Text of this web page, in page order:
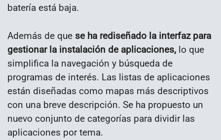
batería está baja.
Además de que se ha rediseñado la interfaz para
gestionar la instalación de aplicaciones, lo que
simplifica la navegación y búsqueda de
programas de interés. Las listas de aplicaciones
están diseñadas como mapas más descriptivos
con una breve descripción. Se ha propuesto un
nuevo conjunto de categorías para dividir las
aplicaciones por tema.